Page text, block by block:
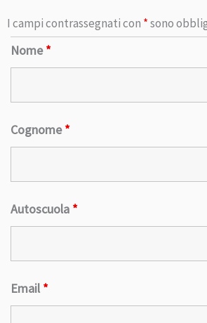
I campi contrassegnati con *sono
Nome*
Cognome*
Autoscuola *
Email *